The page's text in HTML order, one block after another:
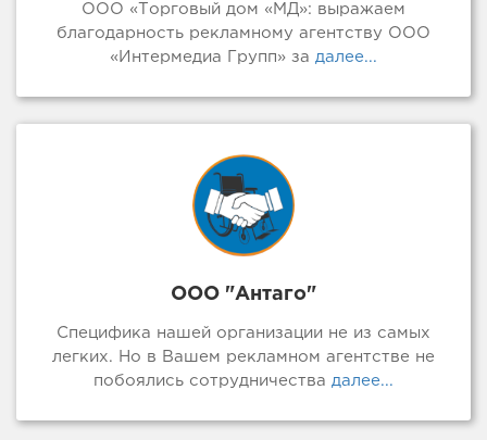
ООО «Торговый дом «МД»: выражаем
благодарность рекламному агентству ООО
«Интермедиа Групп» за далее...
ООО "Антаго"
Специфика нашей организации не из самых
легких. Но в Вашем рекламном агентстве не
побоялись сотрудничества далее...